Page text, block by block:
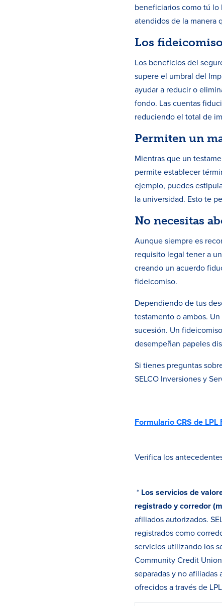
beneficiarios como tú lo
atendidos de la manera
Los
Los beneficios del
supere el umbral del
ayudar a reducir o
fondo. Las cuentas
reduciendo el total de
Permiten un
Mientras que un
permite establecer
ejemplo, puedes
la universidad. Esto te
No necesitas
Aunque siempre es
requisito legal tener a
creando un acuerdo
fideicomiso.
Dependiendo de tus
testamento o ambos.
sucesión. Un
desempeñan papeles
Si tienes preguntas
SELCO Inversiones y
Formulario CRS de LPL
Verifica los
* Los servicios de
registrado y corredor
afiliados autorizados.
registrados como
servicios utilizando los
Community Credit
separadas y no afiliadas
ofrecidos a través de